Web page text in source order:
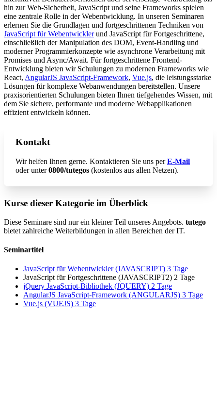
hin zur Web-Sicherheit, JavaScript und seine Frameworks spielen
eine zentrale Rolle in der Webentwicklung. In unseren Seminaren
erlernen Sie die Grundlagen und fortgeschrittenen Techniken von
JavaScript für Webentwicklerund JavaScript für Fortgeschrittene,
einschließlich der Manipulation des DOM, Event-Handling und
moderner Programmierkonzepte wie asynchrone Verarbeitung mit
Promises und Async/Await. Für fortgeschrittene Frontend-
Entwicklung bieten wir Schulungen zu modernen Frameworks wie
React, AngularJS JavaScript-Framework, Vue.js, die leistungsstarke
Lösungen für komplexe Webanwendungen bereitstellen. Unsere
praxisorientierten Schulungen bieten Ihnen tiefgehendes Wissen, mit
dem Sie sichere, performante und moderne Webapplikationen
effizient entwickeln können.
Kontakt
Wir helfen Ihnen gerne. Kontaktieren Sie uns perE-Mail
oder unter0800/tutegos (kostenlos aus allen Netzen).
Kurse dieser Kategorie im Überblick
Diese Seminare sind nur ein kleiner Teil unseres Angebots. tutego
bietet zahlreiche Weiterbildungen in allen Bereichen der IT.
Seminartitel
JavaScript für Webentwickler(JAVASCRIPT) 3 Tage
JavaScript für Fortgeschrittene (JAVASCRIPT2) 2 Tage
jQuery JavaScript-Bibliothek (JQUERY) 2 Tage
AngularJS JavaScript-Framework (ANGULARJS) 3 Tage
Vue.js (VUEJS) 3 Tage